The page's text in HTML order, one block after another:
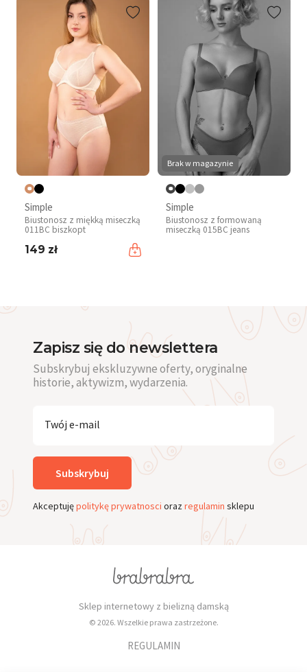
Simple
Biustonosz z miękką miseczką
011BC biszkopt
149 zł
Brak w magazynie
Simple
Biustonosz z formowaną
miseczką 015BC jeans
Zapisz się do newslettera
Subskrybuj ekskluzywne oferty, oryginalne
historie, aktywizm, wydarzenia.
Twój e-mail
Subskrybuj
Akceptujępolitykę prywatnosci orazregulamin sklepu
Sklep internetowy z bielizną damską
© 2026. Wszelkie prawa zastrzeżone.
REGULAMIN